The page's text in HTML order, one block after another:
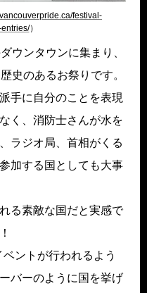
festival-
）
ウンタウンに集まり、
史のあるお祭りです。
手に自分のことを表現
く、消防士さんが水を
ラジオ局、首相がくる
加する国としても大事
る素敵な国だと実感で
ントが行われるよう
バーのように国を挙げ